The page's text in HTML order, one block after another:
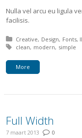
Nulla vel arcu eu ligula
facilisis.
Posted in:
Creative Design Fonts
Tagged with:
clean modern simple
More
Full Width
7 maart 2013 0